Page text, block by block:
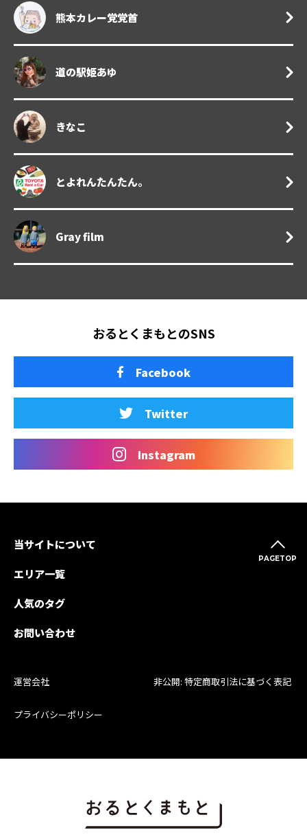
熊本カレー党党首
道の駅姫あゆ
きなこ
とよれんたんたん。
Gray film
おるとくまもとのSNS
Facebook
Twitter
Instagram
PAGETOP
当サイトについて
エリア一覧
人気のタグ
お問い合わせ
運営会社 非公開: 特定商取引法に基づく表記
プライバシーポリシー